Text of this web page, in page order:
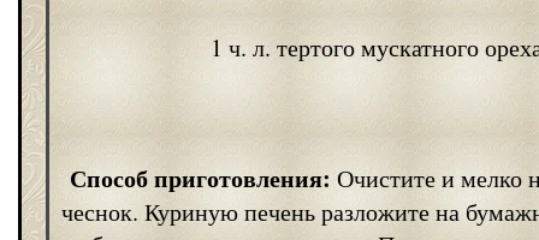
1 ч. л. тертого мускатного
Способ приготовления: Очистите и мелко
чеснок. Куриную печень разложите на